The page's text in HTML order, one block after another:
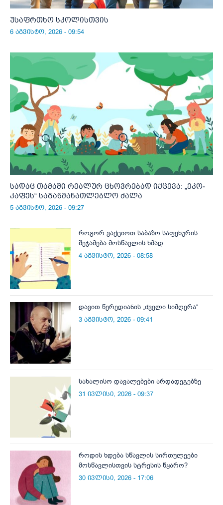
უსაფრთხო სკოლისთვის
6 აგვისტო, 2026 - 09:54
სადაც თამაში რეალურ ცხოვრებად იქცევა: „ეკო-
კაფეს“ საგანმანათლებლო ძალა
5 აგვისტო, 2026 - 09:27
როგორ ვაქციოთ საბაზო საფეხურის
შეჯამება მოსწავლის ხმად
4 აგვისტო, 2026 - 08:58
დავით წერედიანის „ძველი სიმღერა“
3 აგვისტო, 2026 - 09:41
სახალისო დავალებები არდადეგებზე
31 ივლისი, 2026 - 09:37
როდის ხდება სწავლის სირთულეები
მოსწავლისთვის სტრესის წყარო?
30 ივლისი, 2026 - 17:06